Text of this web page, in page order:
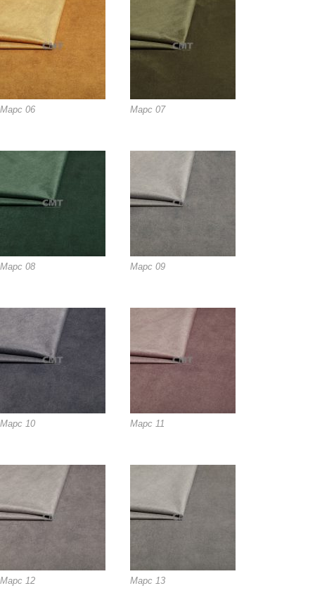
Марс 06 Марс 07
Марс 08 Марс 09
Марс 10 Марс 11
Марс 12 Марс 13